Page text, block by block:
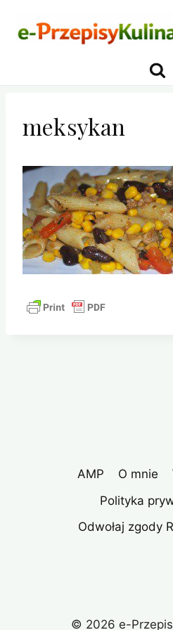
meksykan
AMP O mnie
Polityka
Odwołaj zgody
© 2026 e-